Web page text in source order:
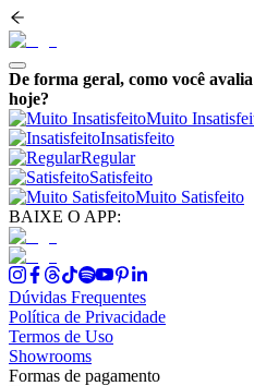
De forma geral, como você
hoje?
Muito
Insatisfeito
Regular
Satisfeito
Muito Satisfeito
BAIXE O APP:
Dúvidas Frequentes
Política de Privacidade
Termos de Uso
Showrooms
Formas de pagamento